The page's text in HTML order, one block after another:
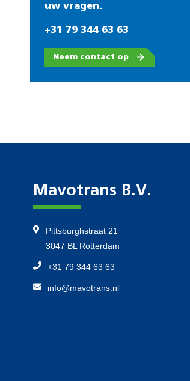
uw vragen.
+31 79 344 63 63
Neem contact op
Mavotrans B.V.
Pittsburghstraat 21
3047 BL Rotterdam
+31 79 344 63 63
info@mavotrans.nl